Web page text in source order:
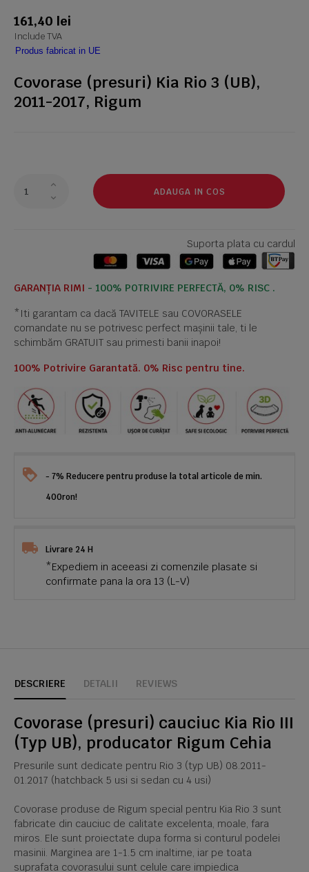
161,40 lei
Include TVA
Produs fabricat in UE
Covorase (presuri) Kia Rio 3 (UB),
2011-2017, Rigum
ADAUGA IN COS
Suporta plata cu cardul
GARANȚIA RIMI - 100% POTRIVIRE PERFECTĂ, 0% RISC .
*Iti garantam ca dacă TAVITELE sau COVORASELE
comandate nu se potrivesc perfect mașinii tale, ti le
schimbăm GRATUIT sau primesti banii inapoi!
100% Potrivire Garantată. 0% Risc pentru tine.
- 7% Reducere pentru produse la total articole de min.
400ron!
Livrare 24 H
*Expediem in aceeasi zi comenzile plasate si
confirmate pana la ora 13 (L-V)
DESCRIERE DETALII REVIEWS
Covorase (presuri) cauciuc Kia Rio III
(Typ UB), producator Rigum Cehia
Presurile sunt dedicate pentru Rio 3 (typ UB) 08.2011-
01.2017 (hatchback 5 usi si sedan cu 4 usi)
Covorase produse de Rigum special pentru Kia Rio 3 sunt
fabricate din cauciuc de calitate excelenta, moale, fara
miros. Ele sunt proiectate dupa forma si conturul podelei
masinii. Marginea are 1-1.5 cm inaltime, iar pe toata
suprafata covorasului sunt celule care impiedica